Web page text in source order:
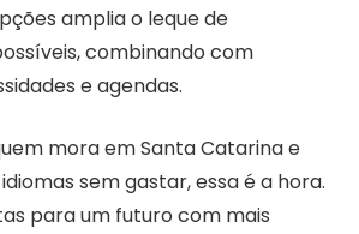
amplia o leque de
combinando com
e agendas.
mora em Santa Catarina e
sem gastar, essa é a hora.
para um futuro com mais